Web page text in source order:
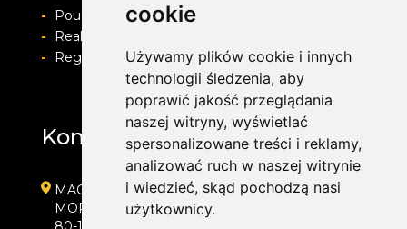
cookie
Używamy plików cookie i innych
technologii śledzenia, aby
poprawić jakość przeglądania
naszej witryny, wyświetlać
spersonalizowane treści i reklamy,
analizować ruch w naszej witrynie
i wiedzieć, skąd pochodzą nasi
użytkownicy.
-
Pouczenie o prawie do odstapienia od umowy
-
Realizacja zamówienia i formy płatności
-
Regulamin i Polityka prywatności
Kontakt
MAG Opony
MORENOWA 6